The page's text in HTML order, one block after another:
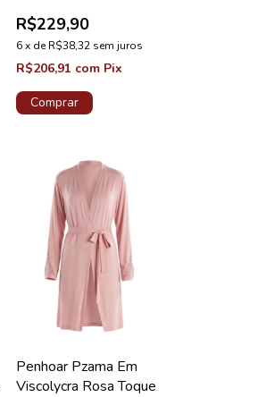
Preto
R$229,90
6x deR$38,32 sem juros
R$206,91 com Pix
Comprar
Penhoar Pzama Em
Viscolycra Rosa Toque